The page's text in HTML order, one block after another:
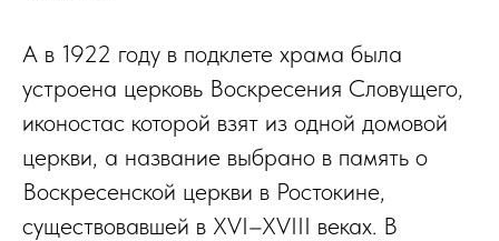
А в 1922 году в подклете храма была
устроена церковь Воскресения Словущего,
иконостас которой взят из одной домовой
церкви, а название выбрано в память о
Воскресенской церкви в Ростокине,
существовавшей в XVI–XVIII веках. В